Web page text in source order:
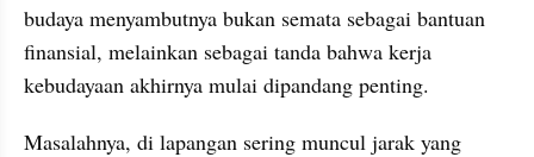
budaya menyambutnya bukan semata sebagai bantuan
finansial, melainkan sebagai tanda bahwa kerja
kebudayaan akhirnya mulai dipandang penting.
Masalahnya, di lapangan sering muncul jarak yang